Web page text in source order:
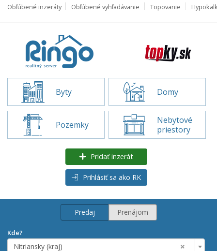
Obľúbené inzeráty Obľúbené vyhľadávanie Topovanie
Byty Domy
Pozemky
Nebytové
priestory
Pridať inzerát
Prihlásiť sa ako RK
Predaj Prenájom
Kde?
×
Nitriansky (kraj)